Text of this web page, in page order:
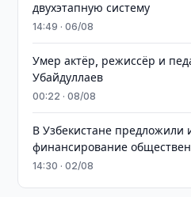
двухэтапную систему
14:49 · 06/08
Умер актёр, режиссёр и
Убайдуллаев
00:22 · 08/08
В Узбекистане предложили
финансирование
14:30 · 02/08